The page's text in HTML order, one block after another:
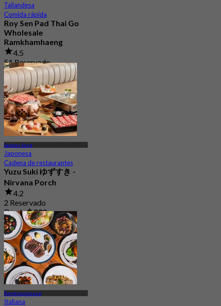
Tailandesa
Comida rápida
Roy Sen Pad Thai Go
Wholesale
Ramkhamhaeng
4.5
51 Reservado
Desde฿ 160
Saphan Sung
Japonesa
Cadena de restaurantes
Yuzu Suki ゆずすき -
Nirvana Porch
4.2
2 Reservado
Desde฿ 830
Ramkhamhaeng
Italiana